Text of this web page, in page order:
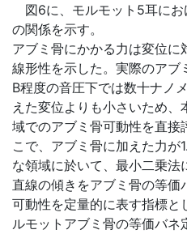
図6に、モルモット5耳にお
の関係を示す。
アブミ骨にかかる力は変位
線形性を示した。実際のア
B程度の音圧下では数十ナノ
えた変位よりも小さいため
域でのアブミ骨可動性を直接
こで、アブミ骨に加えた力
な領域に於いて、最小二乗
直線の傾きをアブミ骨の等価
可動性を定量的に表す指標と
ルモットアブミ骨の等価バ